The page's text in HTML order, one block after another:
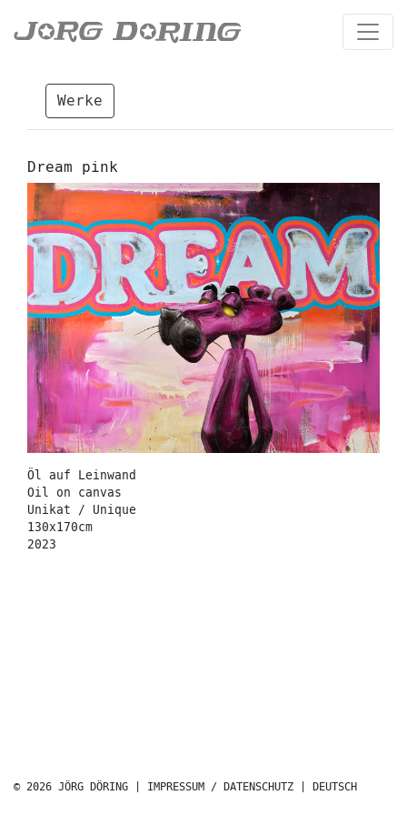
Werke
Dream pink
Öl auf Leinwand
Oil on canvas
Unikat / Unique
130x170cm
2023
© 2026 JÖRG DÖRING | IMPRESSUM / DATENSCHUTZ DEUTSCH